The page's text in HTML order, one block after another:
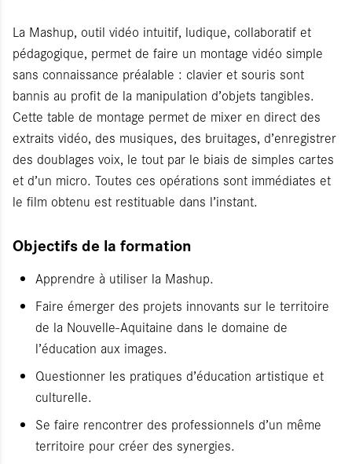
La Mashup, outil vidéo intuitif, ludique, collaboratif et
pédagogique, permet de faire un montage vidéo simple
sans connaissance préalable : clavier et souris sont
bannis au profit de la manipulation d’objets tangibles.
Cette table de montage permet de mixer en direct des
extraits vidéo, des musiques, des bruitages, d’enregistrer
des doublages voix, le tout par le biais de simples cartes
et d’un micro. Toutes ces opérations sont immédiates et
le film obtenu est restituable dans l’instant.
Objectifs de la formation
Apprendre à utiliser la Mashup.
Faire émerger des projets innovants sur le territoire
de la Nouvelle-Aquitaine dans le domaine de
l’éducation aux images.
Questionner les pratiques d’éducation artistique et
culturelle.
Se faire rencontrer des professionnels d’un même
territoire pour créer des synergies.